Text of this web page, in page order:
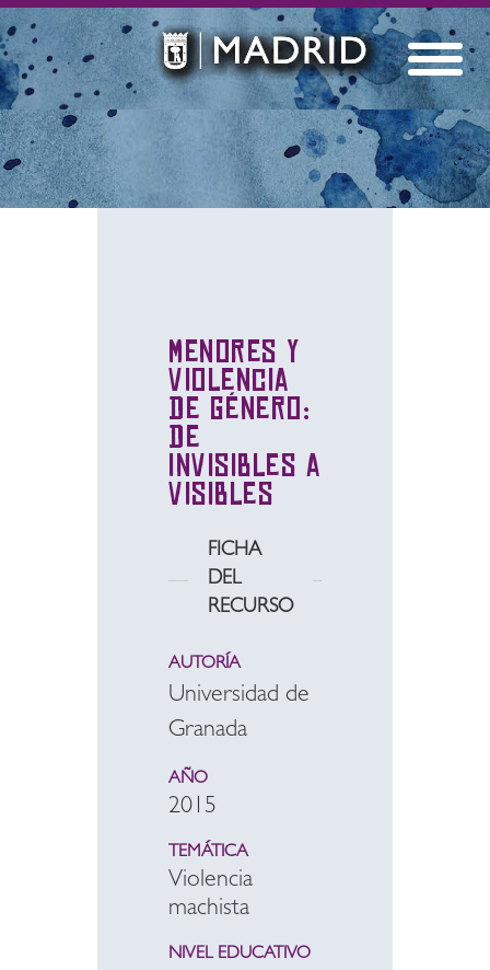
Menores y
violencia
de género:
de
invisibles a
visibles
FICHA
DEL
RECURSO
AUTORÍA
Universidad de
Granada
AÑO
2015
TEMÁTICA
Violencia
machista
NIVEL EDUCATIVO